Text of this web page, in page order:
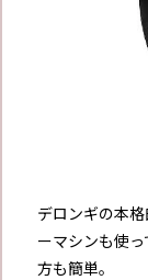
デロンギの本
ーマシンも使
方も簡単。